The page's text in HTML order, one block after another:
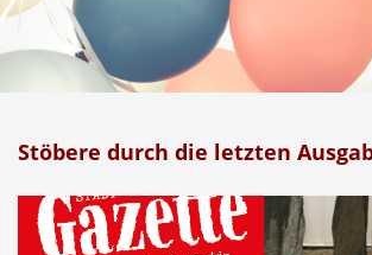
Stöbere durch die letzten